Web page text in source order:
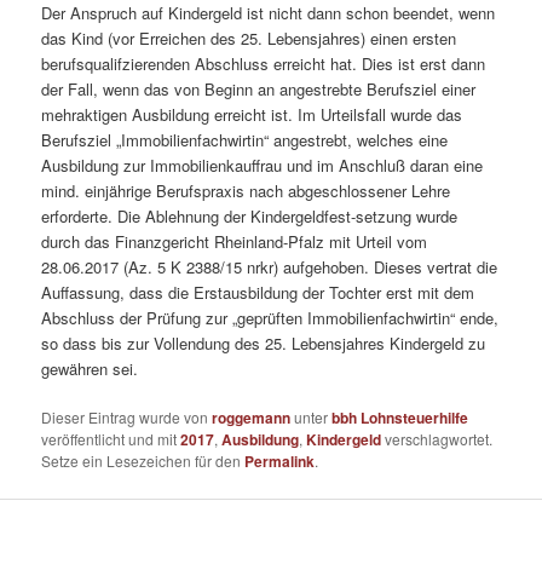
Der Anspruch auf Kindergeld ist nicht dann schon beendet, wenn
das Kind (vor Erreichen des 25. Lebensjahres) einen ersten
berufsqualifzierenden Abschluss erreicht hat. Dies ist erst dann
der Fall, wenn das von Beginn an angestrebte Berufsziel einer
mehraktigen Ausbildung erreicht ist. Im Urteilsfall wurde das
Berufsziel „Immobilienfachwirtin“ angestrebt, welches eine
Ausbildung zur Immobilienkauffrau und im Anschluß daran eine
mind. einjährige Berufspraxis nach abgeschlossener Lehre
erforderte. Die Ablehnung der Kindergeldfest-setzung wurde
durch das Finanzgericht Rheinland-Pfalz mit Urteil vom
28.06.2017 (Az. 5 K 2388/15 nrkr) aufgehoben. Dieses vertrat die
Auffassung, dass die Erstausbildung der Tochter erst mit dem
Abschluss der Prüfung zur „geprüften Immobilienfachwirtin“ ende,
so dass bis zur Vollendung des 25. Lebensjahres Kindergeld zu
gewähren sei.
Dieser Eintrag wurde vonroggemannunterbbh Lohnsteuerhilfe
veröffentlicht und mit2017,Ausbildung,Kindergeldverschlagwortet.
Setze ein Lesezeichen für den Permalink.